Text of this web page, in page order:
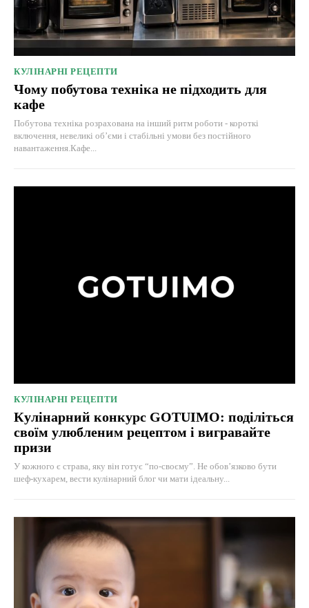
КУЛІНАРНІ РЕЦЕПТИ
Чому побутова техніка не підходить для
кафе
Побутова техніка розрахована на інший ритм роботи - короткі
включення, невеликі об’єми і стабільні умови без постійного
навантаження.Кафе...
КУЛІНАРНІ РЕЦЕПТИ
Кулінарний конкурс GOTUIMO: поділіться
своїм улюбленим рецептом і вигравайте
призи
У кожного є страва, яку він готує “по-своєму”. Не обов’язково бути
шеф-кухарем, вести кулінарний блог чи мати ідеальну...